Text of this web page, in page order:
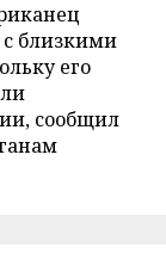
с близкими
его
сообщил